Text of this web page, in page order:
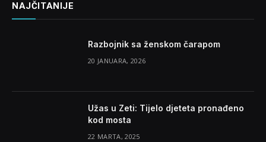
NAJČITANIJE
Razbojnik sa ženskom čarapom
20 JANUARA, 2026
Užas u Zeti: Tijelo djeteta pronađeno
kod mosta
22 MARTA, 2025